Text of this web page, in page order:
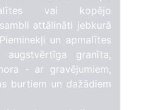
vai kopējo
attālināti jebkurā
un apmalītes
granīta,
- ar gravējumiem,
burtiem un dažādiem